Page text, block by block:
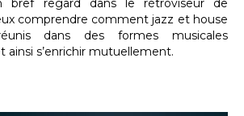
bref regard dans le rétroviseur de
comprendre comment jazz et house
dans des formes musicales
ainsi s’enrichir mutuellement.